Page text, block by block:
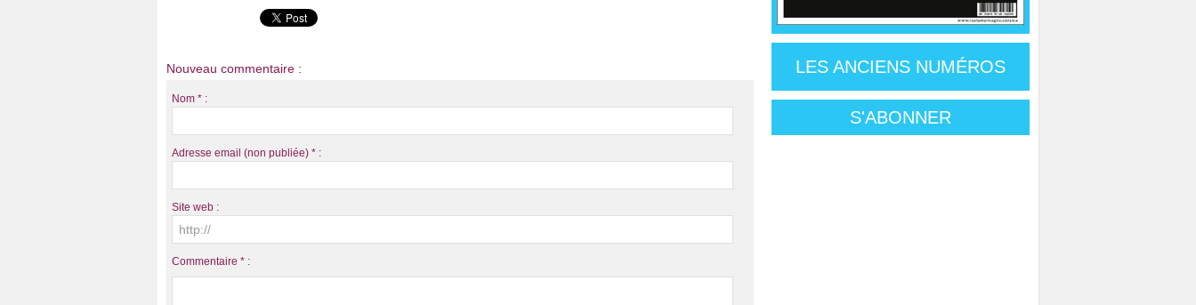
Nouveau commentaire :
Nom * :
Adresse email (non publiée) * :
Site web :
Commentaire * :
LES ANCIENS NUMÉROS
S'ABONNER